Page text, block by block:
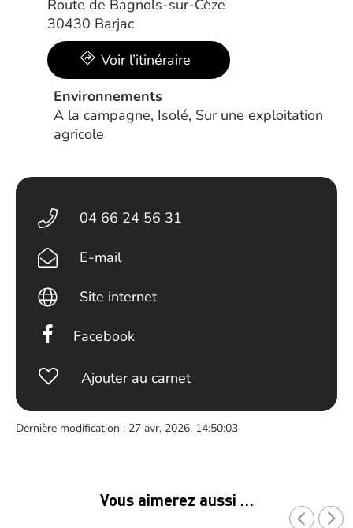
Route de Bagnols-sur-Cèze
30430 Barjac
Voir l’itinéraire
Environnements
A la campagne, Isolé, Sur une exploitation
agricole
04 66 24 56 31
E-mail
Site internet
Facebook
Ajouter au carnet
Dernière modification : 27 avr. 2026, 14:50:03
Vous aimerez aussi …